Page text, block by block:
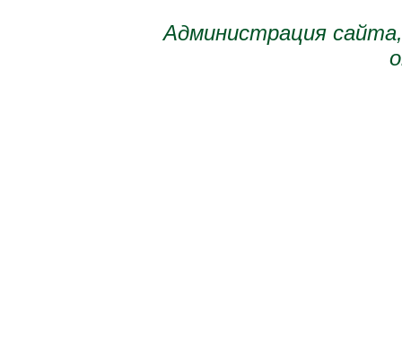
Администрация